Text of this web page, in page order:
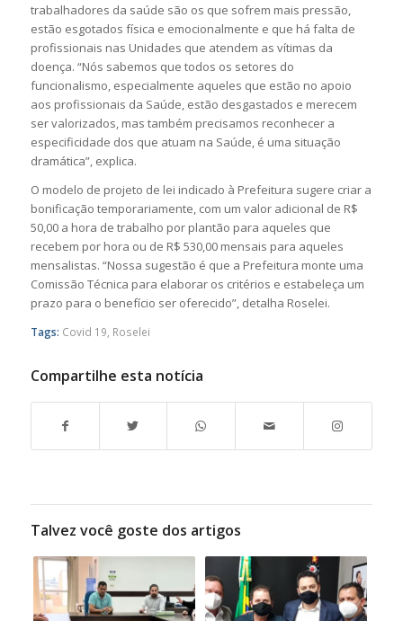
trabalhadores da saúde são os que sofrem mais pressão,
estão esgotados física e emocionalmente e que há falta de
profissionais nas Unidades que atendem as vítimas da
doença. “Nós sabemos que todos os setores do
funcionalismo, especialmente aqueles que estão no apoio
aos profissionais da Saúde, estão desgastados e merecem
ser valorizados, mas também precisamos reconhecer a
especificidade dos que atuam na Saúde, é uma situação
dramática”, explica.
O modelo de projeto de lei indicado à Prefeitura sugere criar a
bonificação temporariamente, com um valor adicional de R$
50,00 a hora de trabalho por plantão para aqueles que
recebem por hora ou de R$ 530,00 mensais para aqueles
mensalistas. “Nossa sugestão é que a Prefeitura monte uma
Comissão Técnica para elaborar os critérios e estabeleça um
prazo para o benefício ser oferecido”, detalha Roselei.
Tags: Covid 19 Roselei
Compartilhe esta notícia
Talvez você goste dos artigos